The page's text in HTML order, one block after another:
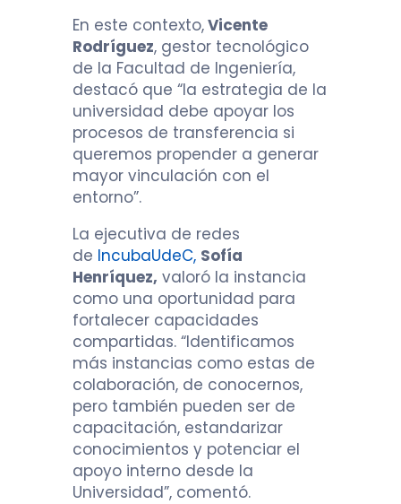
En este contexto,Vicente
Rodríguez, gestor tecnológico
de la Facultad de Ingeniería,
destacó que “la estrategia de la
universidad debe apoyar los
procesos de transferencia si
queremos propender a generar
mayor vinculación con el
entorno”.
La ejecutiva de redes
de IncubaUdeC, Sofía
Henríquez, valoró la instancia
como una oportunidad para
fortalecer capacidades
compartidas. “Identificamos
más instancias como estas de
colaboración, de conocernos,
pero también pueden ser de
capacitación, estandarizar
conocimientos y potenciar el
apoyo interno desde la
Universidad”, comentó.